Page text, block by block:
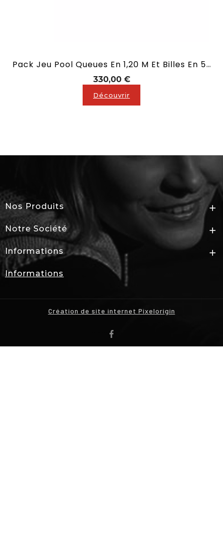
Pack Jeu Pool Queues En 1,20 M Et Billes En 50.8 Mm
330,00 €Prix
Découvrir
Nos Produits 
Notre Société 
Informations 
Informations
Création de site internet Pixelorigin